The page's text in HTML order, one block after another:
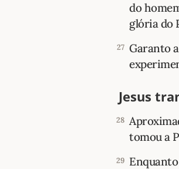
do
glória do
27 Garanto
Jesus
28
tomou a
29